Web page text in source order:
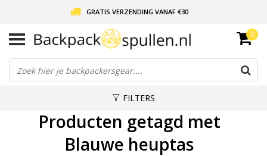
GRATIS VERZENDING VANAF €30
LIEFDE VOOR BACKPACKEN!
30 DAGEN GRATIS RETOUR
0
FILTERS
Producten getagd met
Blauwe heuptas